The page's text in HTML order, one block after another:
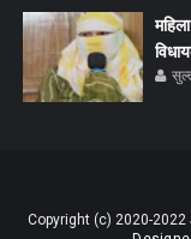
Copyright (c) 2020-2022